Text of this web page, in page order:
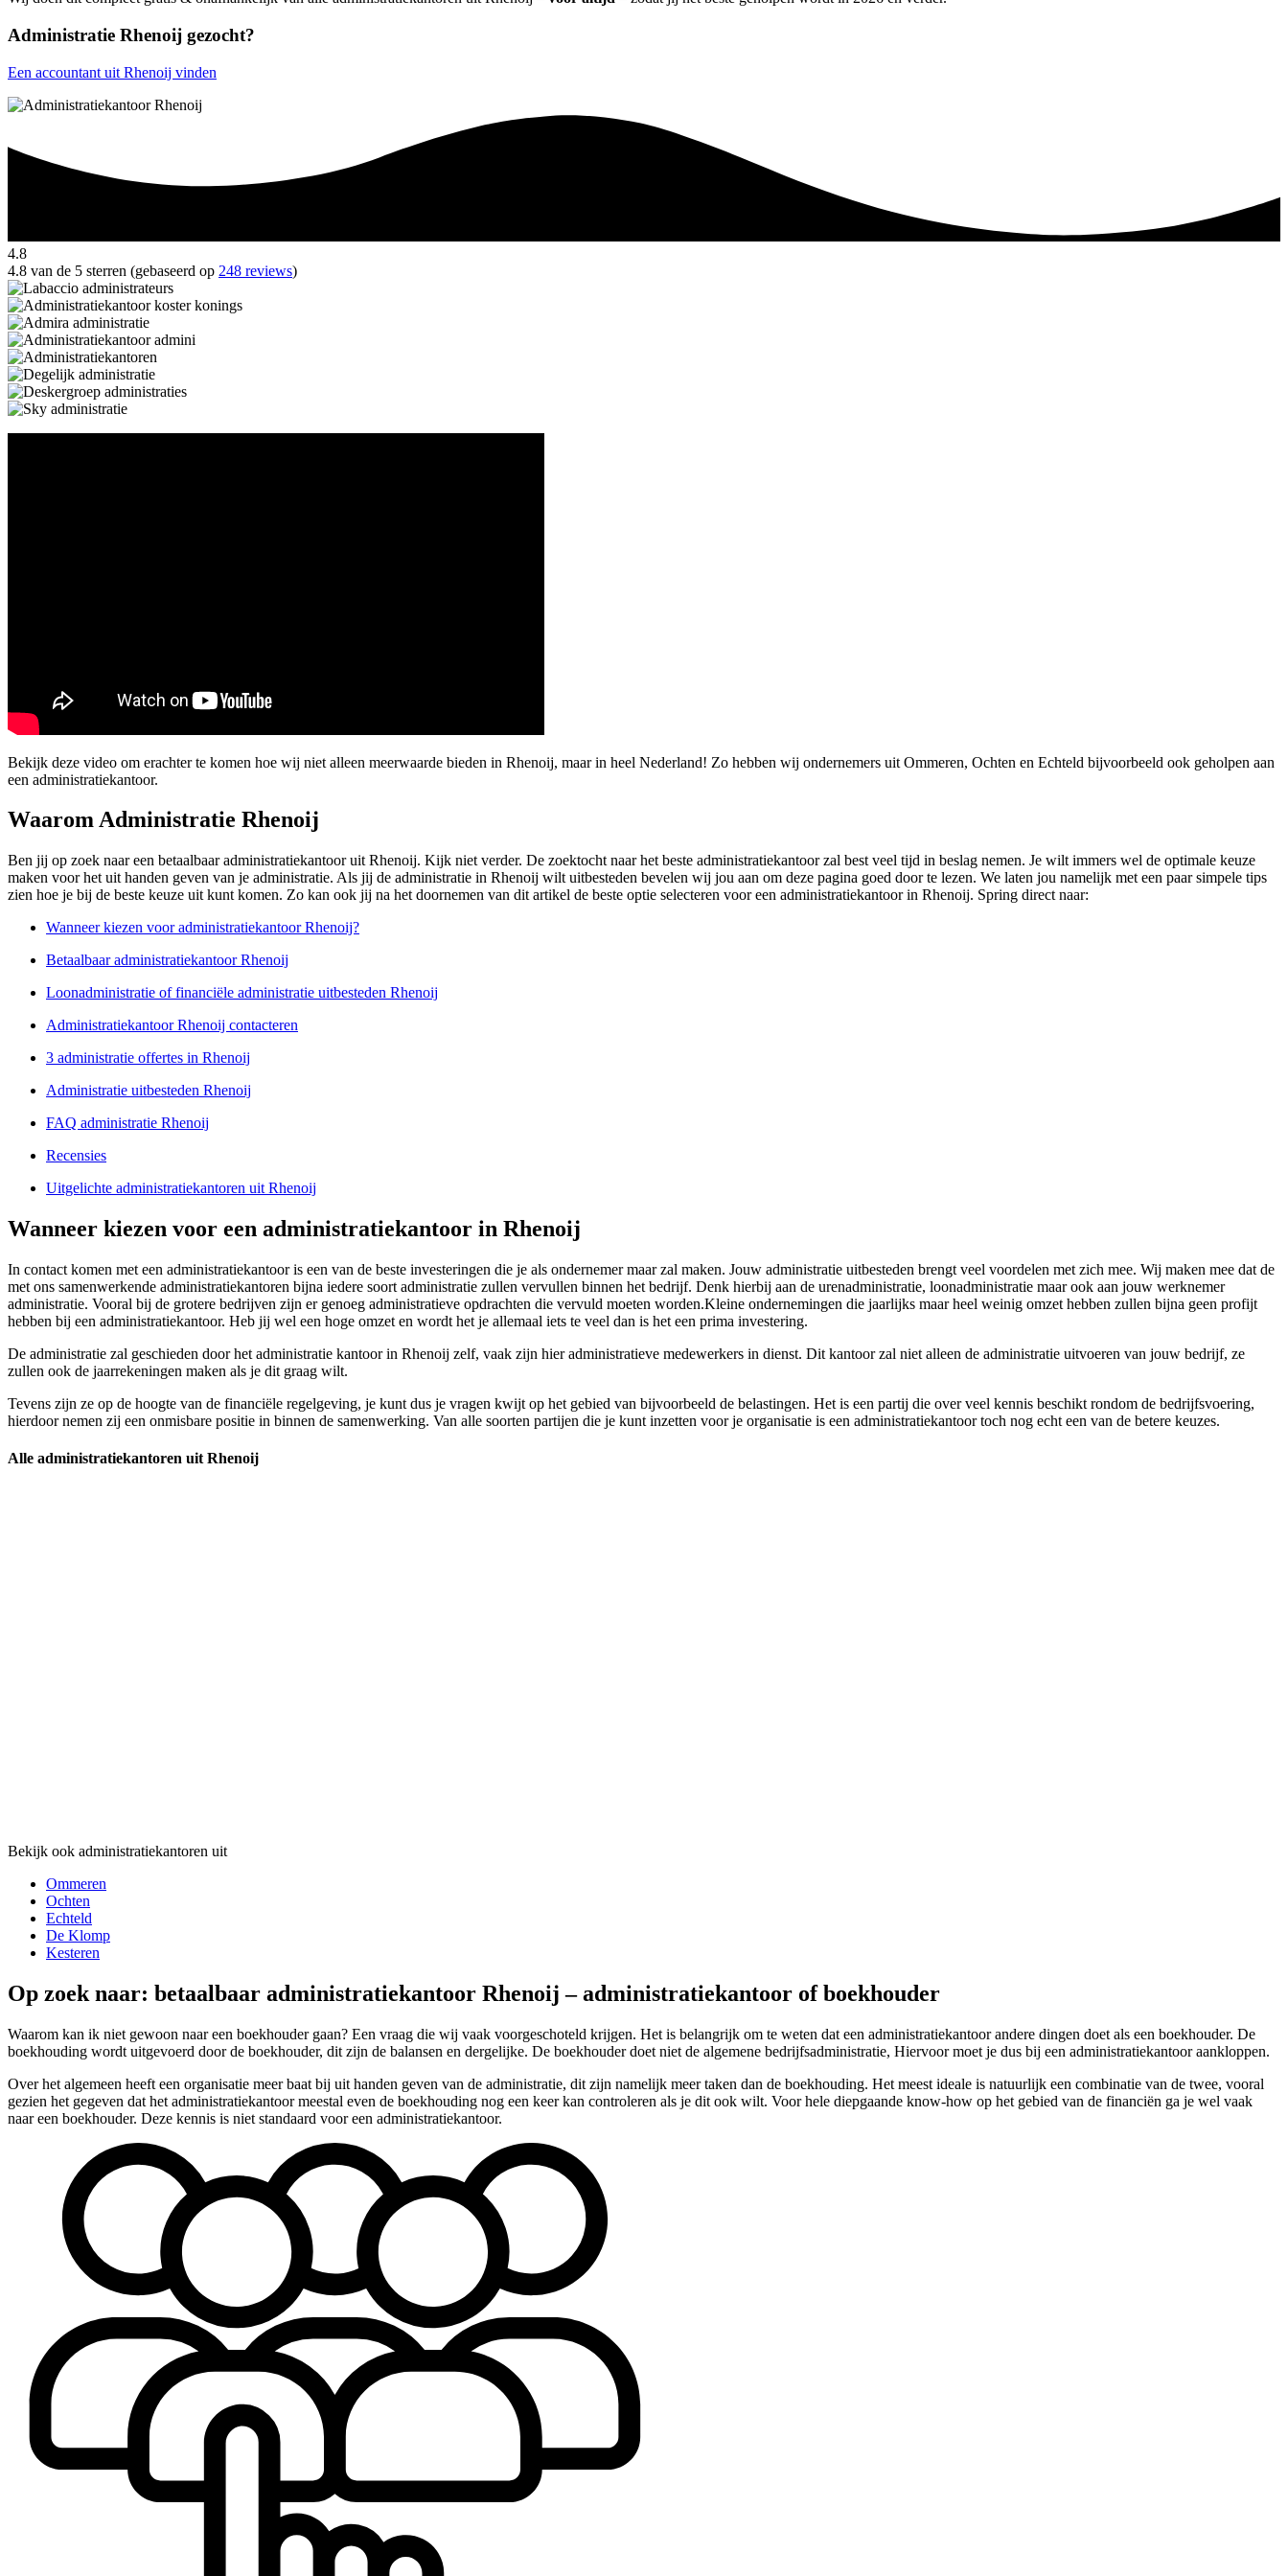
Administratie Rhenoij gezocht?
Een accountant uit Rhenoij vinden
4.8
4.8 van de 5 sterren (gebaseerd op 248 reviews)
Bekijk deze video om erachter te komen hoe wij niet alleen meerwaarde bieden in Rhenoij, maar in heel Nederland! Zo hebben wij ondernemers uit Ommeren, Ochten en Echteld bijvoorbeeld ook geholpen aan
een administratiekantoor.
Waarom Administratie Rhenoij
Ben jij op zoek naar een betaalbaar administratiekantoor uit Rhenoij. Kijk niet verder. De zoektocht naar het beste administratiekantoor zal best veel tijd in beslag nemen. Je wilt immers wel de optimale keuze
maken voor het uit handen geven van je administratie. Als jij de administratie in Rhenoij wilt uitbesteden bevelen wij jou aan om deze pagina goed door te lezen. We laten jou namelijk met een paar simpele tips
zien hoe je bij de beste keuze uit kunt komen. Zo kan ook jij na het doornemen van dit artikel de beste optie selecteren voor een administratiekantoor in Rhenoij. Spring direct naar:
Wanneer kiezen voor administratiekantoor Rhenoij?
Betaalbaar administratiekantoor Rhenoij
Loonadministratie of financiële administratie uitbesteden Rhenoij
Administratiekantoor Rhenoij contacteren
3 administratie offertes in Rhenoij
Administratie uitbesteden Rhenoij
FAQ administratie Rhenoij
Recensies
Uitgelichte administratiekantoren uit Rhenoij
Wanneer kiezen voor een administratiekantoor in Rhenoij
In contact komen met een administratiekantoor is een van de beste investeringen die je als ondernemer maar zal maken. Jouw administratie uitbesteden brengt veel voordelen met zich mee. Wij maken mee dat de
met ons samenwerkende administratiekantoren bijna iedere soort administratie zullen vervullen binnen het bedrijf. Denk hierbij aan de urenadministratie, loonadministratie maar ook aan jouw werknemer
administratie. Vooral bij de grotere bedrijven zijn er genoeg administratieve opdrachten die vervuld moeten worden.Kleine ondernemingen die jaarlijks maar heel weinig omzet hebben zullen bijna geen profijt
hebben bij een administratiekantoor. Heb jij wel een hoge omzet en wordt het je allemaal iets te veel dan is het een prima investering.
De administratie zal geschieden door het administratie kantoor in Rhenoij zelf, vaak zijn hier administratieve medewerkers in dienst. Dit kantoor zal niet alleen de administratie uitvoeren van jouw bedrijf, ze
zullen ook de jaarrekeningen maken als je dit graag wilt.
Tevens zijn ze op de hoogte van de financiële regelgeving, je kunt dus je vragen kwijt op het gebied van bijvoorbeeld de belastingen. Het is een partij die over veel kennis beschikt rondom de bedrijfsvoering,
hierdoor nemen zij een onmisbare positie in binnen de samenwerking. Van alle soorten partijen die je kunt inzetten voor je organisatie is een administratiekantoor toch nog echt een van de betere keuzes.
Alle administratiekantoren uit Rhenoij
Bekijk ook administratiekantoren uit
Ommeren
Ochten
Echteld
De Klomp
Kesteren
Op zoek naar: betaalbaar administratiekantoor Rhenoij – administratiekantoor of boekhouder
Waarom kan ik niet gewoon naar een boekhouder gaan? Een vraag die wij vaak voorgeschoteld krijgen. Het is belangrijk om te weten dat een administratiekantoor andere dingen doet als een boekhouder. De
boekhouding wordt uitgevoerd door de boekhouder, dit zijn de balansen en dergelijke. De boekhouder doet niet de algemene bedrijfsadministratie, Hiervoor moet je dus bij een administratiekantoor aankloppen.
Over het algemeen heeft een organisatie meer baat bij uit handen geven van de administratie, dit zijn namelijk meer taken dan de boekhouding. Het meest ideale is natuurlijk een combinatie van de twee, vooral
gezien het gegeven dat het administratiekantoor meestal even de boekhouding nog een keer kan controleren als je dit ook wilt. Voor hele diepgaande know-how op het gebied van de financiën ga je wel vaak
naar een boekhouder. Deze kennis is niet standaard voor een administratiekantoor.